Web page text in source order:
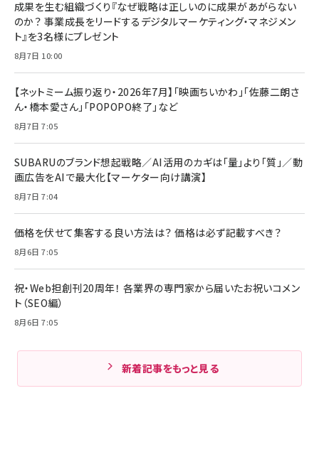
成果を生む組織づくり『なぜ戦略は正しいのに成果があがらない
のか？ 事業成長をリードするデジタルマーケティング・マネジメン
ト』を3名様にプレゼント
8月7日 10:00
【ネットミーム振り返り・2026年7月】「映画ちいかわ」「佐藤二朗さ
ん・橋本愛さん」「POPOPO終了」など
8月7日 7:05
SUBARUのブランド想起戦略／AI活用のカギは「量」より「質」／動
画広告をAIで最大化【マーケター向け講演】
8月7日 7:04
価格を伏せて集客する良い方法は？ 価格は必ず記載すべき？
8月6日 7:05
祝・Web担創刊20周年！ 各業界の専門家から届いたお祝いコメン
ト（SEO編）
8月6日 7:05
新着記事をもっと見る